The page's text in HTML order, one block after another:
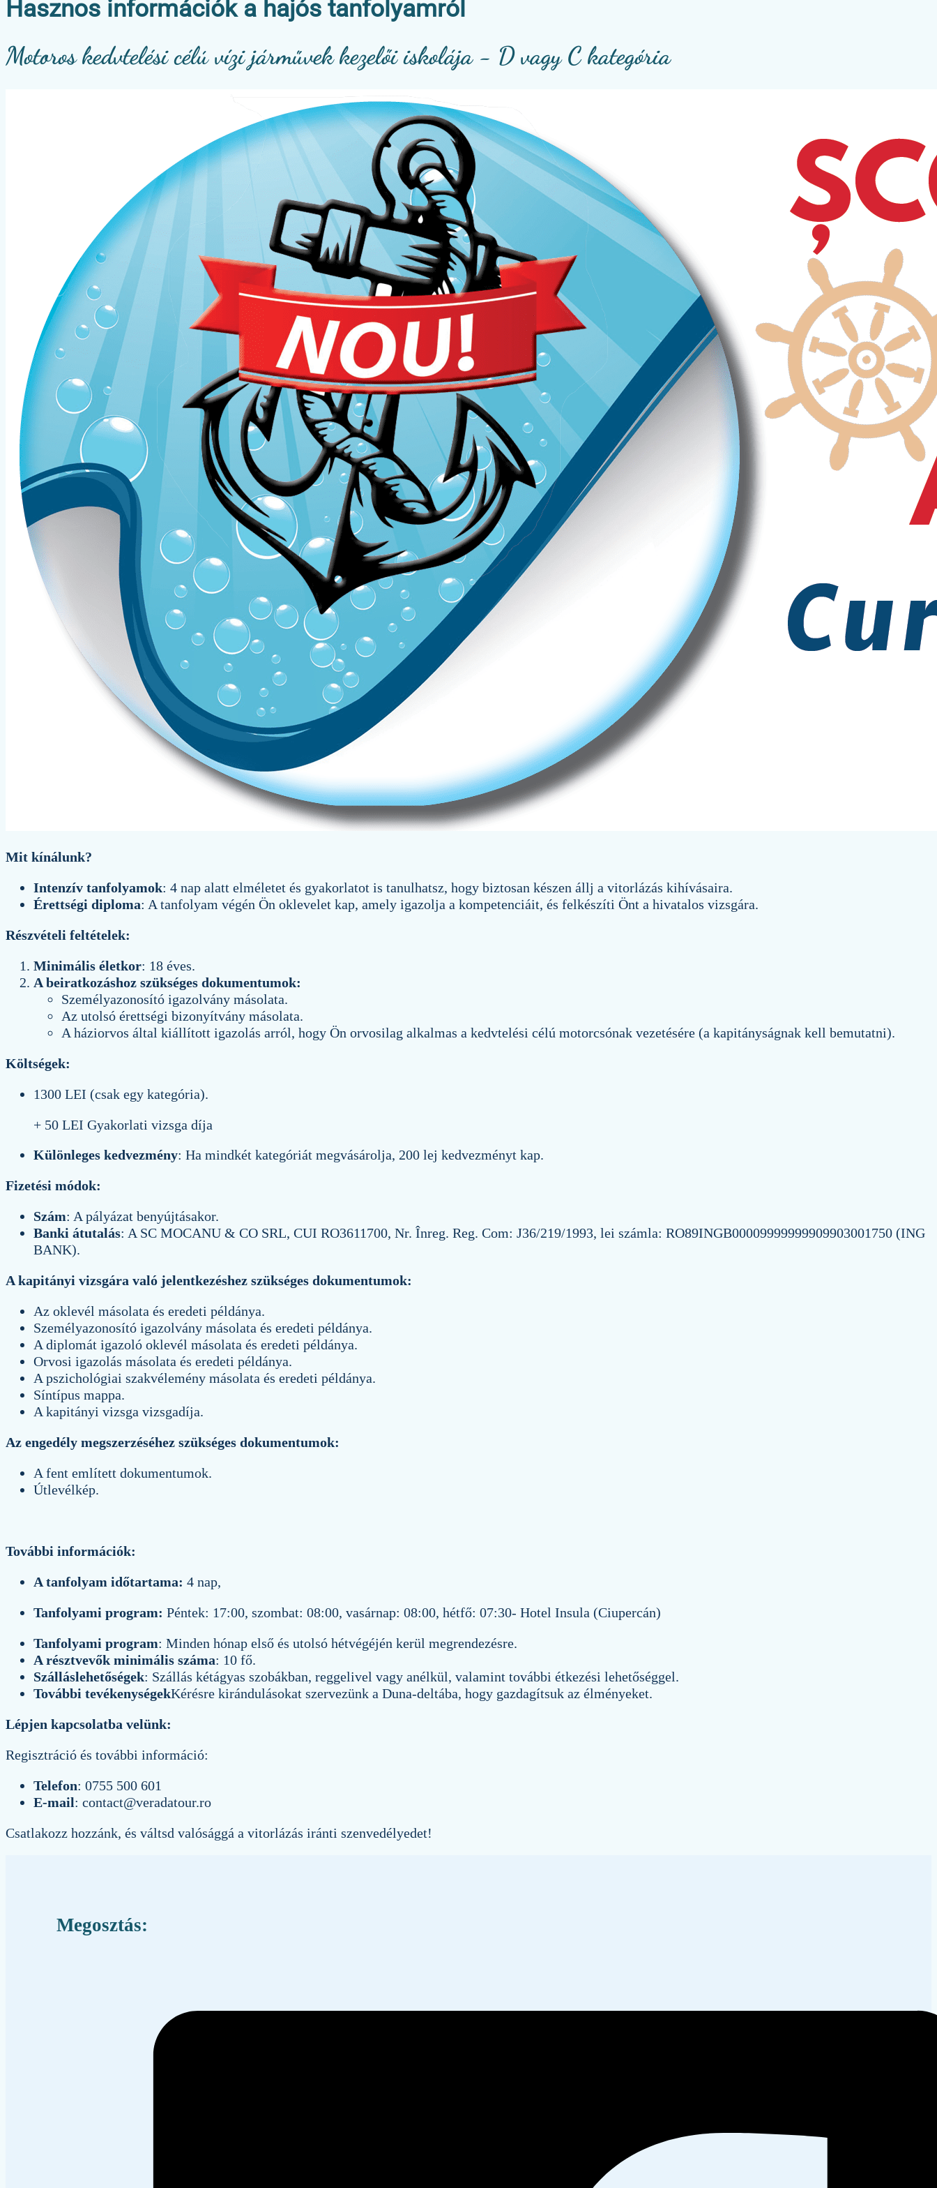
Hasznos információk a hajós tanfolyamról
Motoros kedvtelési célú vízi járművek kezelői iskolája - D vagy C kategória
Mit kínálunk?
Intenzív tanfolyamok: 4 nap alatt elméletet és gyakorlatot is tanulhatsz, hogy biztosan készen állj a vitorlázás kihívásaira.
Érettségi diploma: A tanfolyam végén Ön oklevelet kap, amely igazolja a kompetenciáit, és felkészíti Önt a hivatalos vizsgára.
Részvételi feltételek:
Minimális életkor: 18 éves.
A beiratkozáshoz szükséges dokumentumok:
Személyazonosító igazolvány másolata.
Az utolsó érettségi bizonyítvány másolata.
A háziorvos által kiállított igazolás arról, hogy Ön orvosilag alkalmas a kedvtelési célú motorcsónak vezetésére (a kapitányságnak kell bemutatni).
Költségek:
1300 LEI (csak egy kategória).
+ 50 LEI Gyakorlati vizsga díja
Különleges kedvezmény: Ha mindkét kategóriát megvásárolja, 200 lej kedvezményt kap.
Fizetési módok:
Szám: A pályázat benyújtásakor.
Banki átutalás: A SC MOCANU & CO SRL, CUI RO3611700, Nr. Înreg. Reg. Com: J36/219/1993, lei számla: RO89INGB00009999999909903001750 (ING
BANK).
A kapitányi vizsgára való jelentkezéshez szükséges dokumentumok:
Az oklevél másolata és eredeti példánya.
Személyazonosító igazolvány másolata és eredeti példánya.
A diplomát igazoló oklevél másolata és eredeti példánya.
Orvosi igazolás másolata és eredeti példánya.
A pszichológiai szakvélemény másolata és eredeti példánya.
Síntípus mappa.
A kapitányi vizsga vizsgadíja.
Az engedély megszerzéséhez szükséges dokumentumok:
A fent említett dokumentumok.
Útlevélkép.
További információk:
A tanfolyam időtartama: 4 nap,
Tanfolyami program: Péntek: 17:00, szombat: 08:00, vasárnap: 08:00, hétfő: 07:30- Hotel Insula (Ciupercán)
Tanfolyami program: Minden hónap első és utolsó hétvégéjén kerül megrendezésre.
A résztvevők minimális száma: 10 fő.
Szálláslehetőségek: Szállás kétágyas szobákban, reggelivel vagy anélkül, valamint további étkezési lehetőséggel.
További tevékenységekKérésre kirándulásokat szervezünk a Duna-deltába, hogy gazdagítsuk az élményeket.
Lépjen kapcsolatba velünk:
Regisztráció és további információ:
Telefon: 0755 500 601
E-mail: contact@veradatour.ro
Csatlakozz hozzánk, és váltsd valósággá a vitorlázás iránti szenvedélyedet!
Megosztás: